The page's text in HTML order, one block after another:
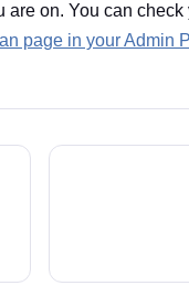
on. You can
page in your Admin